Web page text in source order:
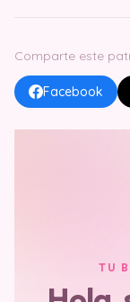
Comparte este
Facebook
TU